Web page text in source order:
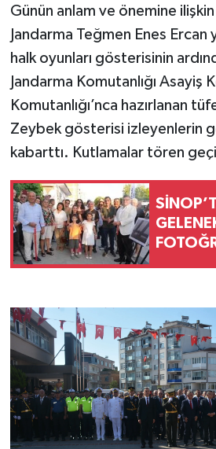
Günün anlam ve önemine ilişkin
Jandarma Teğmen Enes Ercan
halk oyunları gösterisinin
Jandarma Komutanlığı Asayiş
Komutanlığı’nca hazırlanan
Zeybek gösterisi izleyenlerin
kabarttı. Kutlamalar tören